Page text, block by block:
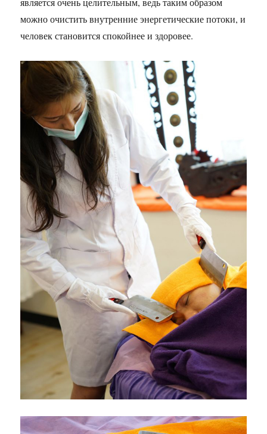
можно очистить внутренние энергетические потоки, и
человек становится спокойнее и здоровее.